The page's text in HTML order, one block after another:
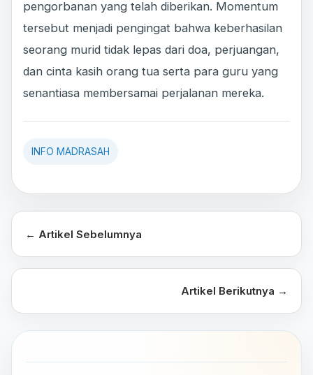
pengorbanan yang telah diberikan. Momentum
tersebut menjadi pengingat bahwa keberhasilan
seorang murid tidak lepas dari doa, perjuangan,
dan cinta kasih orang tua serta para guru yang
senantiasa membersamai perjalanan mereka.
INFO MADRASAH
← Artikel Sebelumnya
Artikel Berikutnya →